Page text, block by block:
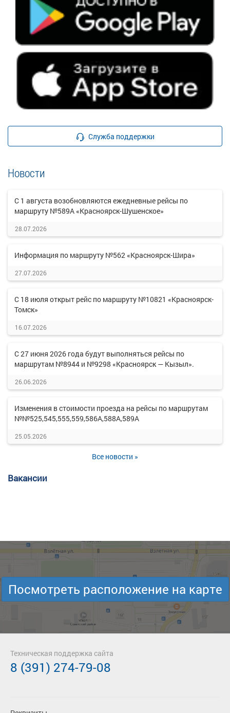
Служба поддержки
Новости
С 1 августа возобновляются ежедневные рейсы по
маршруту №589А «Красноярск-Шушенское»
28.07.2026
Информация по маршруту №562 «Красноярск-Шира»
27.07.2026
С 18 июля открыт рейс по маршруту №10821 «Красноярск-
Томск»
16.07.2026
С 27 июня 2026 года будут выполняться рейсы по
маршрутам №8944 и №9298 «Красноярск — Кызыл».
26.06.2026
Изменения в стоимости проезда на рейсы по маршрутам
№№525,545,555,559,586А,588А,589А
25.05.2026
Все новости »
Вакансии
Посмотреть расположение на карте
Техническая поддержка сайта
8 (391) 274-79-08